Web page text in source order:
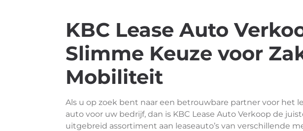
KBC Lease Auto
Slimme Keuze voor
Mobiliteit
Als u op zoek bent naar een betrouwbare partner voor het
auto voor uw bedrijf, dan is KBC Lease Auto Verkoop de
uitgebreid assortiment aan leaseauto’s van verschillende